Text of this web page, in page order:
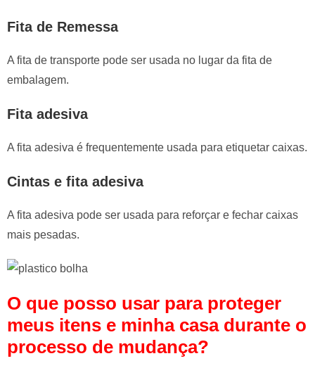
Fita de Remessa
A fita de transporte pode ser usada no lugar da fita de
embalagem.
Fita adesiva
A fita adesiva é frequentemente usada para etiquetar caixas.
Cintas e fita adesiva
A fita adesiva pode ser usada para reforçar e fechar caixas
mais pesadas.
O que posso usar para proteger
meus itens e minha casa durante o
processo de mudança?